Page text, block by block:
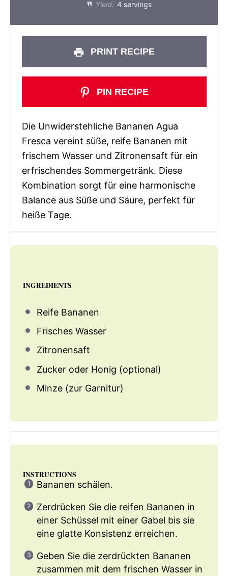
Yield: 4 servings
PRINT RECIPE
PIN RECIPE
Die Unwiderstehliche Bananen Agua
Fresca vereint süße, reife Bananen mit
frischem Wasser und Zitronensaft für ein
erfrischendes Sommergetränk. Diese
Kombination sorgt für eine harmonische
Balance aus Süße und Säure, perfekt für
heiße Tage.
INGREDIENTS
Reife Bananen
Frisches Wasser
Zitronensaft
Zucker oder Honig (optional)
Minze (zur Garnitur)
INSTRUCTIONS
Bananen schälen.
Zerdrücken Sie die reifen Bananen in
einer Schüssel mit einer Gabel bis sie
eine glatte Konsistenz erreichen.
Geben Sie die zerdrückten Bananen
zusammen mit dem frischen Wasser in